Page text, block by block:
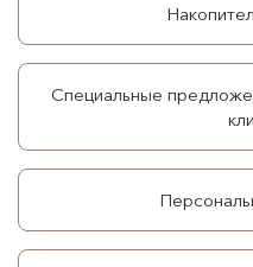
Специальные